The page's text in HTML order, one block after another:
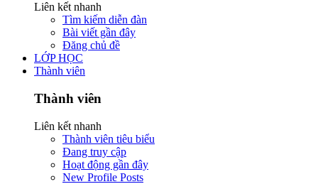
Liên kết nhanh
Tìm kiếm diễn đàn
Bài viết gần đây
Đăng chủ đề
LỚP HỌC
Thành viên
Thành viên
Liên kết nhanh
Thành viên tiêu biểu
Đang truy cập
Hoạt động gần đây
New Profile Posts